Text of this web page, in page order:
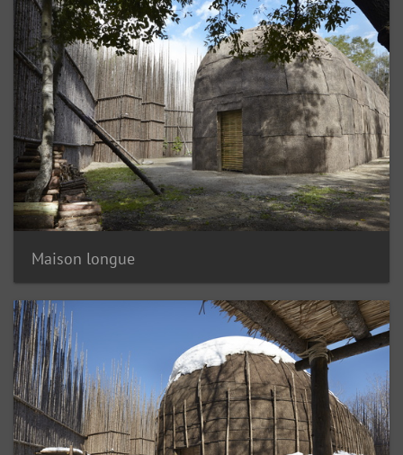
Maison longue